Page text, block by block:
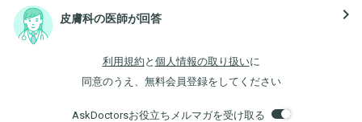
皮膚科の医師が回答 navigate_next
利用規約 と 個人情報の取り扱いに
同意のうえ、無料会員登録をしてください
AskDoctorsお役立ちメルマガを受け取る